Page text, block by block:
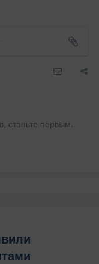
станьте первым.